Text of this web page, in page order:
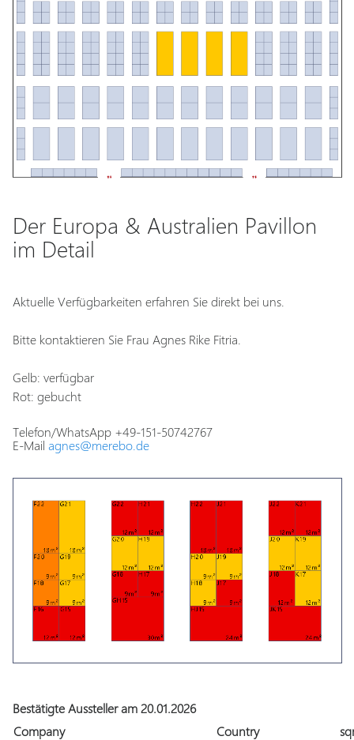
Der Europa & Australien Pavillon
im Detail
Aktuelle Verfügbarkeiten erfahren Sie direkt bei uns.
Bitte kontaktieren Sie Frau Agnes Rike Fitria.
Gelb: verfügbar
Rot: gebucht
Telefon/WhatsApp +49-151-50742767
E-Mail agnes@merebo.de
Bestätigte Aussteller am 20.01.2026
Company
Country